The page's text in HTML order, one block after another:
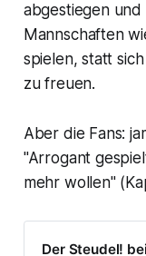
abgestiegen
Mannschaften
spielen, statt
zu freuen.
Aber die Fans:
"Arrogant
mehr wollen"
Der Steudel!